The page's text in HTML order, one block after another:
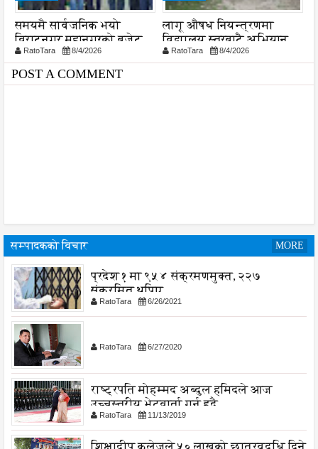
समयमै सार्वजनिक भयो
विराटनगर महानगरको बजेट
पुस्तिका, कार्यान्वयन प्रक्रिया
पनि सुरु
RatoTara 8/4/2026
लागू औषध नियन्त्रणमा
विद्यालय स्तरबाटै अभियान
शुरुRatoTara 8/4/2026
POST A COMMENT
सम्पादकको विचार MORE
प्रदेश १ मा ९५४ संक्रमणमुक्त, २२७
संक्रमित थपिए
RatoTara 6/26/2021
RatoTara 6/27/2020
राष्ट्रपति मोहम्मद अब्दुल हमिदले आज
उच्चस्तरीय भेटवार्ता गर्नु हुदै,
RatoTara 11/13/2019